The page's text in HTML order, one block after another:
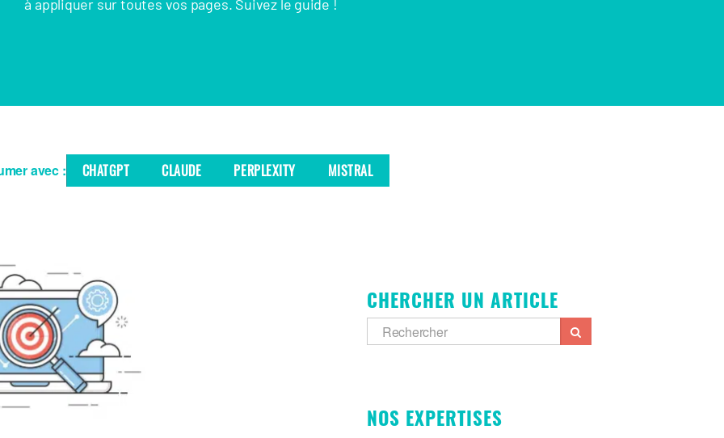
avec : CHATGPT CLAUDE PERPLEXITY MISTRAL
CHERCHER UN ARTICLE
NOS EXPERTISES